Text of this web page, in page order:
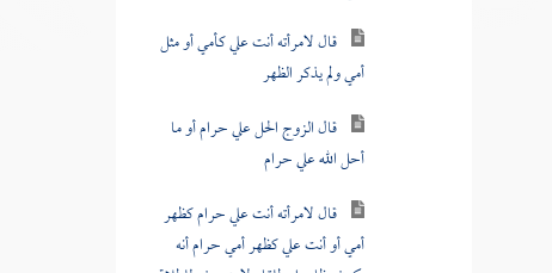
قال لامرأته أنت علي كأمي أو مثل
أمي ولم يذكر الظهر
قال الزوج الحل علي حرام أو ما
أحل الله علي حرام
قال لامرأته أنت علي حرام كظهر
أمي أو أنت علي كظهر أمي حرام أنه